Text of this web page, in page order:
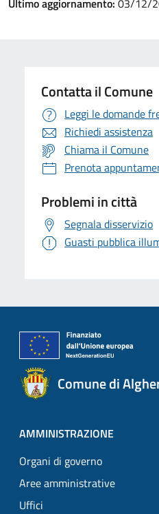
Ultimo aggiornamento: 03/12/
Contatta il Comune
Leggi le domande
Richiedi assistenza
Chiama il Comune
Prenota
Problemi in città
Segnala disservizio
Guasti pubblica
Comune di
AMMINISTRAZIONE
Organi di governo
Aree amministrative
Uffici